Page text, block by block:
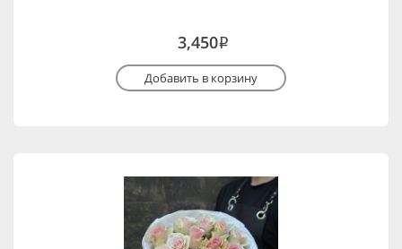
3,450i
Добавить в корзину